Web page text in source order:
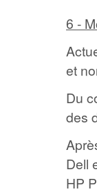
6 -
et
Du
des
Dell
HP